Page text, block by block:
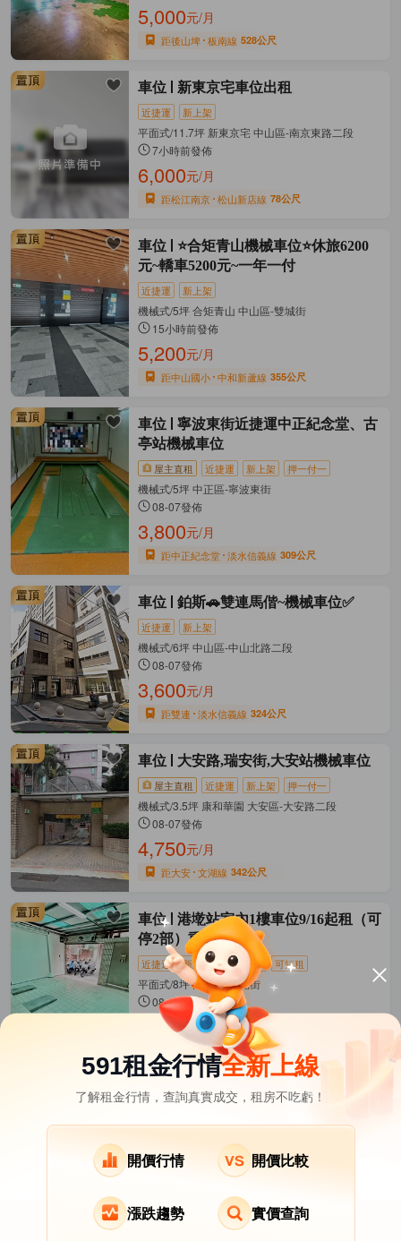
5,000元/月
距後山埤 板南線 528公尺
車位 新東京宅車位出租
近捷運 新上架
平面式/11.7坪 新東京宅 中山區-南京東路二段
7小時前發佈
6,000元/月
距松江南京 松山新店線 78公尺
車位
⭐合矩青山機械車位⭐休旅6200
元~轎車5200元~一年一付
近捷運 新上架
機械式/5坪 合矩青山 中山區-雙城街
15小時前發佈
5,200元/月
距中山國小 中和新蘆線 355公尺
車位
寧波東街近捷運中正紀念堂、古
亭站機械車位
屋主直租 近捷運 新上架 押一付一
機械式/5坪 中正區-寧波東街
08-07發佈
3,800元/月
距中正紀念堂 淡水信義線 309公尺
車位 鉑斯🚗雙連馬偕~機械車位✅
近捷運 新上架
機械式/6坪 中山區-中山北路二段
08-07發佈
3,600元/月
距雙連 淡水信義線 324公尺
車位 大安路,瑞安街,大安站機械車位
屋主直租 近捷運 新上架 押一付一
機械式/3.5坪 康和華園 大安區-大安路二段
08-07發佈
4,750元/月
距大安 文湖線 342公尺
車位
港墘站室內1樓車位9/16起租（可
停2部）重機可
近捷運 新上架 押一付一 可短租
平面式/8坪 內湖區-陽光街
08-07發佈
4,000元/月
距文德 文湖線 698公尺
其它租屋 熱門在租社區
北投區租屋
591租金行情全新上線
了解租金行情，查詢真實成交，租房不吃虧！
開價行情 開價比較
漲跌趨勢 實價查詢